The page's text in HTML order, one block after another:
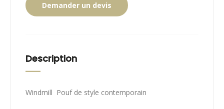
Demander un devis
Description
Windmill Pouf de style contemporain